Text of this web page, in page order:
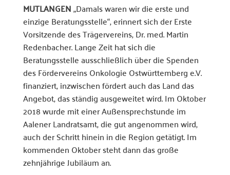
MUTLANGEN„Damals waren wir die erste und
einzige Beratungsstelle“, erinnert sich der Erste
Vorsitzende des Trägervereins, Dr. med. Martin
Redenbacher. Lange Zeit hat sich die
Beratungsstelle ausschließlich über die Spenden
des Fördervereins Onkologie Ostwürttemberg e.V.
finanziert, inzwischen fördert auch das Land das
Angebot, das ständig ausgeweitet wird. Im Oktober
2018 wurde mit einer Außensprechstunde im
Aalener Landratsamt, die gut angenommen wird,
auch der Schritt hinein in die Region getätigt. Im
kommenden Oktober steht dann das große
zehnjährige Jubiläum an.